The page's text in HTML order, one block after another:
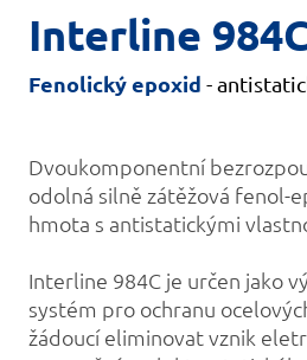
Interline
Fenolický epoxid -
Dvoukomponentní
odolná silně zátěžová fenol-
hmota s antistatickými
Interline 984C je určen jako
systém pro ochranu
žádoucí eliminovat vznik